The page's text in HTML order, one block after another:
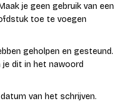
je geen gebruik van een
toe te voegen
geholpen en gesteund.
dit in het nawoord
van het schrijven.